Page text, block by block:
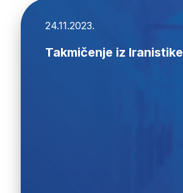
24.11.2023.
Takmičenje iz Iranistike